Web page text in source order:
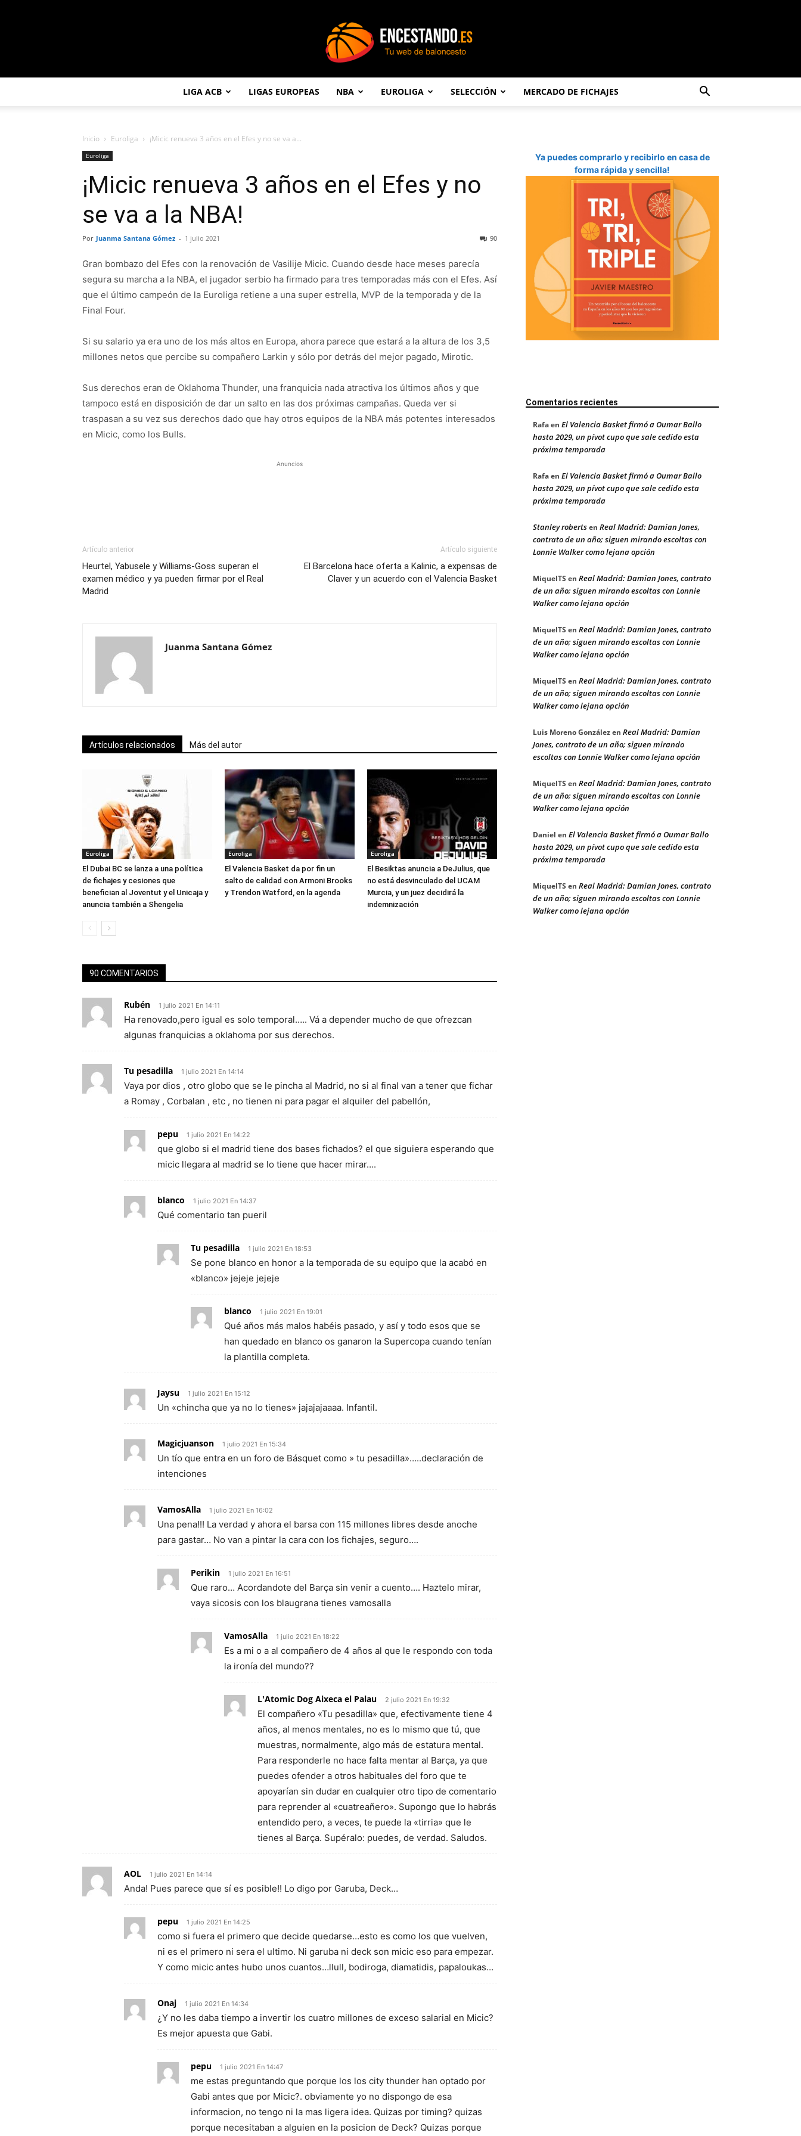
LIGA ACB LIGAS EUROPEAS NBA EUROLIGA SELECCIÓN MERCADO DE FICHAJES
Inicio Euroliga ¡Micic renueva 3 años en el Efes y no se va a...
Euroliga
¡Micic renueva 3 años en el Efes y no
se va a la NBA!
Por Juanma Santana Gómez - 1 julio 2021 90
Gran bombazo del Efes con la renovación de Vasilije Micic. Cuando desde hace meses parecía
segura su marcha a la NBA, el jugador serbio ha firmado para tres temporadas más con el Efes. Así
que el último campeón de la Euroliga retiene a una super estrella, MVP de la temporada y de la
Final Four.
Si su salario ya era uno de los más altos en Europa, ahora parece que estará a la altura de los 3,5
millones netos que percibe su compañero Larkin y sólo por detrás del mejor pagado, Mirotic.
Sus derechos eran de Oklahoma Thunder, una franquicia nada atractiva los últimos años y que
tampoco está en disposición de dar un salto en las dos próximas campañas. Queda ver si
traspasan a su vez sus derechos dado que hay otros equipos de la NBA más potentes interesados
en Micic, como los Bulls.
Anuncios
Artículo anterior
Heurtel, Yabusele y Williams-Goss superan el
examen médico y ya pueden firmar por el Real
Madrid
Artículo siguiente
El Barcelona hace oferta a Kalinic, a expensas de
Claver y un acuerdo con el Valencia Basket
Juanma Santana Gómez
Artículos relacionados Más del autor
Euroliga
El Dubai BC se lanza a una política
de fichajes y cesiones que
benefician al Joventut y el Unicaja y
anuncia también a Shengelia
Euroliga
El Valencia Basket da por fin un
salto de calidad con Armoni Brooks
y Trendon Watford, en la agenda
Euroliga
El Besiktas anuncia a DeJulius, que
no está desvinculado del UCAM
Murcia, y un juez decidirá la
indemnización
90 COMENTARIOS
Rubén 1 julio 2021 En 14:11
Ha renovado,pero igual es solo temporal….. Vá a depender mucho de que ofrezcan
algunas franquicias a oklahoma por sus derechos.
Tu pesadilla 1 julio 2021 En 14:14
Vaya por dios , otro globo que se le pincha al Madrid, no si al final van a tener que fichar
a Romay , Corbalan , etc , no tienen ni para pagar el alquiler del pabellón,
pepu 1 julio 2021 En 14:22
que globo si el madrid tiene dos bases fichados? el que siguiera esperando que
micic llegara al madrid se lo tiene que hacer mirar….
blanco 1 julio 2021 En 14:37
Qué comentario tan pueril
Tu pesadilla 1 julio 2021 En 18:53
Se pone blanco en honor a la temporada de su equipo que la acabó en
«blanco» jejeje jejeje
blanco 1 julio 2021 En 19:01
Qué años más malos habéis pasado, y así y todo esos que se
han quedado en blanco os ganaron la Supercopa cuando tenían
la plantilla completa.
Jaysu 1 julio 2021 En 15:12
Un «chincha que ya no lo tienes» jajajajaaaa. Infantil.
Magicjuanson 1 julio 2021 En 15:34
Un tío que entra en un foro de Básquet como » tu pesadilla»…..declaración de
intenciones
VamosAlla 1 julio 2021 En 16:02
Una pena!!! La verdad y ahora el barsa con 115 millones libres desde anoche
para gastar… No van a pintar la cara con los fichajes, seguro….
Perikin 1 julio 2021 En 16:51
Que raro… Acordandote del Barça sin venir a cuento…. Haztelo mirar,
vaya sicosis con los blaugrana tienes vamosalla
VamosAlla 1 julio 2021 En 18:22
Es a mi o a al compañero de 4 años al que le respondo con toda
la ironía del mundo??
L'Atomic Dog Aixeca el Palau 2 julio 2021 En 19:32
El compañero «Tu pesadilla» que, efectivamente tiene 4
años, al menos mentales, no es lo mismo que tú, que
muestras, normalmente, algo más de estatura mental.
Para responderle no hace falta mentar al Barça, ya que
puedes ofender a otros habituales del foro que te
apoyarían sin dudar en cualquier otro tipo de comentario
para reprender al «cuatreañero». Supongo que lo habrás
entendido pero, a veces, te puede la «tirria» que le
tienes al Barça. Supéralo: puedes, de verdad. Saludos.
AOL 1 julio 2021 En 14:14
Anda! Pues parece que sí es posible!! Lo digo por Garuba, Deck…
pepu 1 julio 2021 En 14:25
como si fuera el primero que decide quedarse…esto es como los que vuelven,
ni es el primero ni sera el ultimo. Ni garuba ni deck son micic eso para empezar.
Y como micic antes hubo unos cuantos…llull, bodiroga, diamatidis, papaloukas…
Onaj 1 julio 2021 En 14:34
¿Y no les daba tiempo a invertir los cuatro millones de exceso salarial en Micic?
Es mejor apuesta que Gabi.
pepu 1 julio 2021 En 14:47
me estas preguntando que porque los los city thunder han optado por
Gabi antes que por Micic?. obviamente yo no dispongo de esa
informacion, no tengo ni la mas ligera idea. Quizas por timing? quizas
porque necesitaban a alguien en la posicion de Deck? Quizas porque
Ya puedes comprarlo y recibirlo en casa de
forma rápida y sencilla!
Comentarios recientes
Rafaen El Valencia Basket firmó a Oumar Ballo
hasta 2029, un pívot cupo que sale cedido esta
próxima temporada
Rafaen El Valencia Basket firmó a Oumar Ballo
hasta 2029, un pívot cupo que sale cedido esta
próxima temporada
Stanley robertsen Real Madrid: Damian Jones,
contrato de un año; siguen mirando escoltas con
Lonnie Walker como lejana opción
MiquelTS en Real Madrid: Damian Jones, contrato
de un año; siguen mirando escoltas con Lonnie
Walker como lejana opción
MiquelTS en Real Madrid: Damian Jones, contrato
de un año; siguen mirando escoltas con Lonnie
Walker como lejana opción
MiquelTS en Real Madrid: Damian Jones, contrato
de un año; siguen mirando escoltas con Lonnie
Walker como lejana opción
Luis Moreno Gonzálezen Real Madrid: Damian
Jones, contrato de un año; siguen mirando
escoltas con Lonnie Walker como lejana opción
MiquelTS en Real Madrid: Damian Jones, contrato
de un año; siguen mirando escoltas con Lonnie
Walker como lejana opción
Daniel en El Valencia Basket firmó a Oumar Ballo
hasta 2029, un pívot cupo que sale cedido esta
próxima temporada
MiquelTS en Real Madrid: Damian Jones, contrato
de un año; siguen mirando escoltas con Lonnie
Walker como lejana opción